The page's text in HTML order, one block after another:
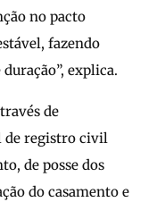
no pacto
fazendo
explica.
de
de registro civil
de posse dos
do casamento e